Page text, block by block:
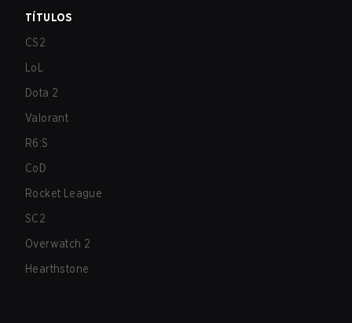
TÍTULOS
CS2
LoL
Dota 2
Valorant
R6:S
CoD
Rocket League
SC2
Overwatch 2
Hearthstone